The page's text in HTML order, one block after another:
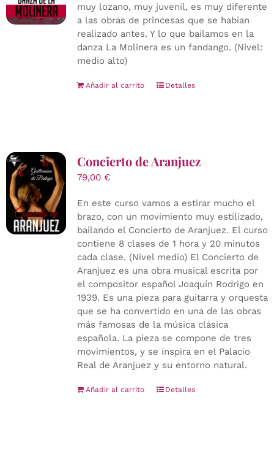
muy lozano, muy juvenil, es muy diferente
a las obras de princesas que se habían
realizado antes. Y lo que bailamos en la
danza La Molinera es un fandango. (Nivel:
medio alto)
Añadir al carrito Detalles
Concierto de Aranjuez
79,00 €
En este curso vamos a estirar mucho el
brazo, con un movimiento muy estilizado,
bailando el Concierto de Aranjuez. El curso
contiene 8 clases de 1 hora y 20 minutos
cada clase. (Nivel medio) El Concierto de
Aranjuez es una obra musical escrita por
el compositor español Joaquín Rodrigo en
1939. Es una pieza para guitarra y orquesta
que se ha convertido en una de las obras
más famosas de la música clásica
española. La pieza se compone de tres
movimientos, y se inspira en el Palacio
Real de Aranjuez y su entorno natural.
Añadir al carrito Detalles